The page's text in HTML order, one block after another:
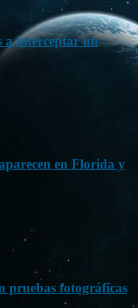
a interceptar un
en Florida y
pruebas fotográficas